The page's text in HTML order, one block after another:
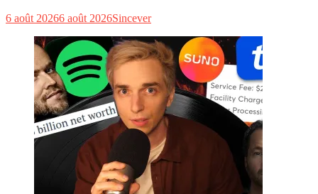
6 août 20266 août 2026Sincever